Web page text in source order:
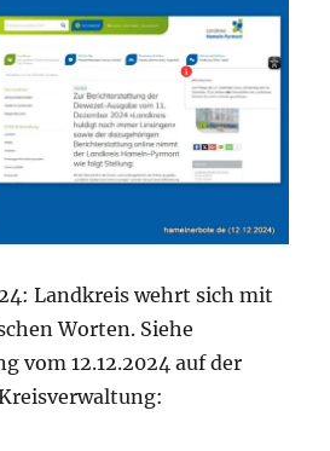
Landkreis wehrt sich mit
Worten. Siehe
vom 12.12.2024 auf der